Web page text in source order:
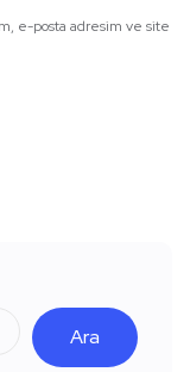
e-posta adresim ve site
Ara